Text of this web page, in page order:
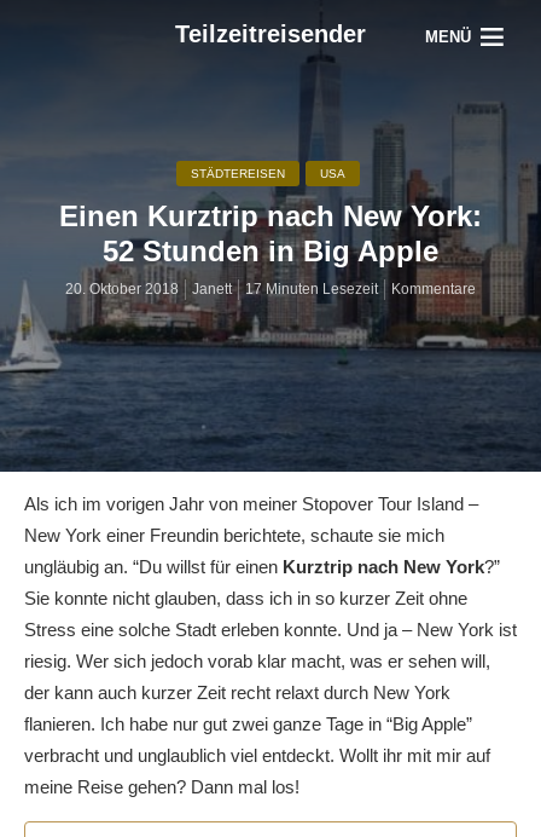
Teilzeitreisender MENÜ
STÄDTEREISEN USA
Einen Kurztrip nach New York:
52 Stunden in Big Apple
20. Oktober 2018 Janett 17 Minuten Lesezeit Kommentare
Als ich im vorigen Jahr von meiner Stopover Tour Island –
New York einer Freundin berichtete, schaute sie mich
ungläubig an. “Du willst für einen Kurztrip nach New York?”
Sie konnte nicht glauben, dass ich in so kurzer Zeit ohne
Stress eine solche Stadt erleben konnte. Und ja – New York ist
riesig. Wer sich jedoch vorab klar macht, was er sehen will,
der kann auch kurzer Zeit recht relaxt durch New York
flanieren. Ich habe nur gut zwei ganze Tage in “Big Apple”
verbracht und unglaublich viel entdeckt. Wollt ihr mit mir auf
meine Reise gehen? Dann mal los!